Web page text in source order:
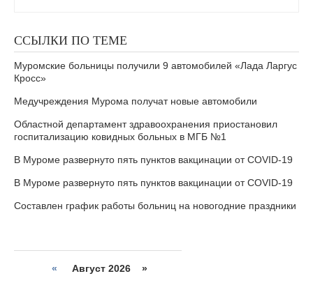
ССЫЛКИ ПО ТЕМЕ
Муромские больницы получили 9 автомобилей «Лада Ларгус
Кросс»
Медучреждения Мурома получат новые автомобили
Областной департамент здравоохранения приостановил
госпитализацию ковидных больных в МГБ №1
В Муроме развернуто пять пунктов вакцинации от COVID-19
В Муроме развернуто пять пунктов вакцинации от COVID-19
Составлен график работы больниц на новогодние праздники
« Август 2026 »